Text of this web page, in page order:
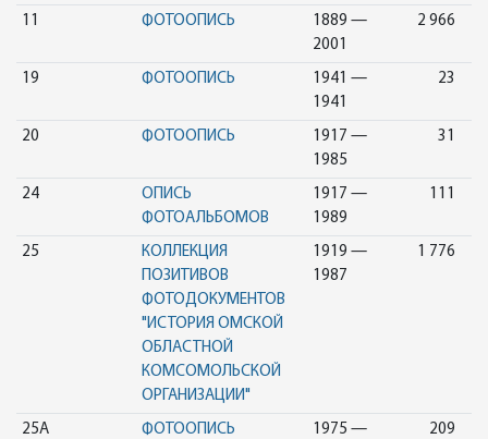
11 ФОТООПИСЬ
1889 —
2001
2 966
19 ФОТООПИСЬ
1941 —
1941
23
20 ФОТООПИСЬ
1917 —
1985
31
24
ОПИСЬ
ФОТОАЛЬБОМОВ
1917 —
1989
111
25
КОЛЛЕКЦИЯ
ПОЗИТИВОВ
ФОТОДОКУМЕНТОВ
"ИСТОРИЯ ОМСКОЙ
ОБЛАСТНОЙ
КОМСОМОЛЬСКОЙ
ОРГАНИЗАЦИИ"
1919 —
1987
1 776
25А
ФОТООПИСЬ
1975 —
209